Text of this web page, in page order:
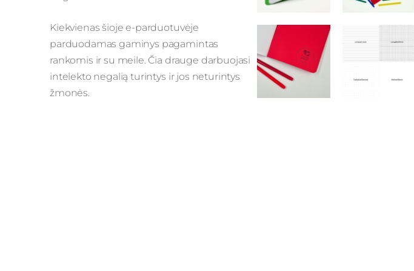
Kiekvienas šioje e-parduotuvėje
parduodamas gaminys pagamintas
rankomis ir su meile. Čia drauge darbuojasi
intelekto negalią turintys ir jos neturintys
žmonės.